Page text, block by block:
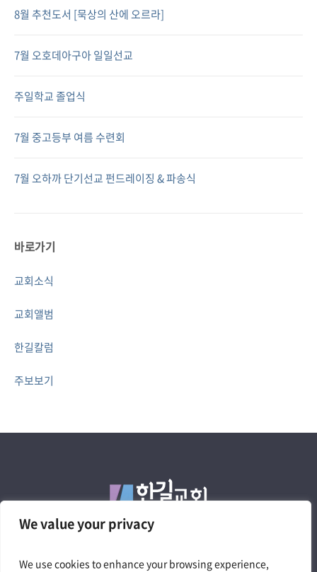
We value your privacy
We use cookies to enhance your browsing experience,
8월 추천도서 [묵상의 산에 오르라]
7월 오호데아구아 일일선교
주일학교 졸업식
7월 중고등부 여름 수련회
7월 오하까 단기선교 펀드레이징 & 파송식
바로가기
교회소식
교회앨범
한길칼럼
주보보기
4050 W. Pico Blvd. Los Angeles, CA 90019